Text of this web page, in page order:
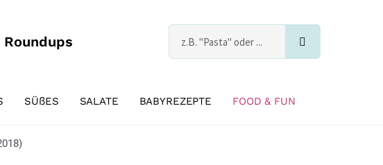
Roundups Suche
SÜßES SALATE BABYREZEPTE FOOD & FUN